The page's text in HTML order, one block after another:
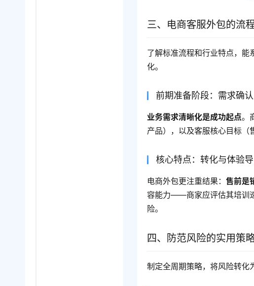
三、电商客服外包的流
了解标准流程和行业特点，能
化。
前期准备阶段：需求确认
业务需求清晰化是成功起点。
产品），以及客服核心目标（
核心特点：转化与体验
电商外包更注重结果：售前是
容能力——商家应评估其培训
险。
四、防范风险的实用策
制定全周期策略，将风险转化